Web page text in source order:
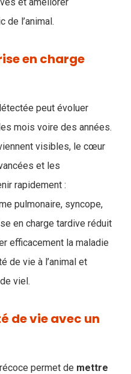
de l’animal.
en charge
peut évoluer
mois voire des années.
visibles, le cœur
et les
rapidement :
pulmonaire, syncope,
en charge tardive réduit
efficacement la maladie
de vie à l’animal et
viel.
de vie avec un
permet de mettre